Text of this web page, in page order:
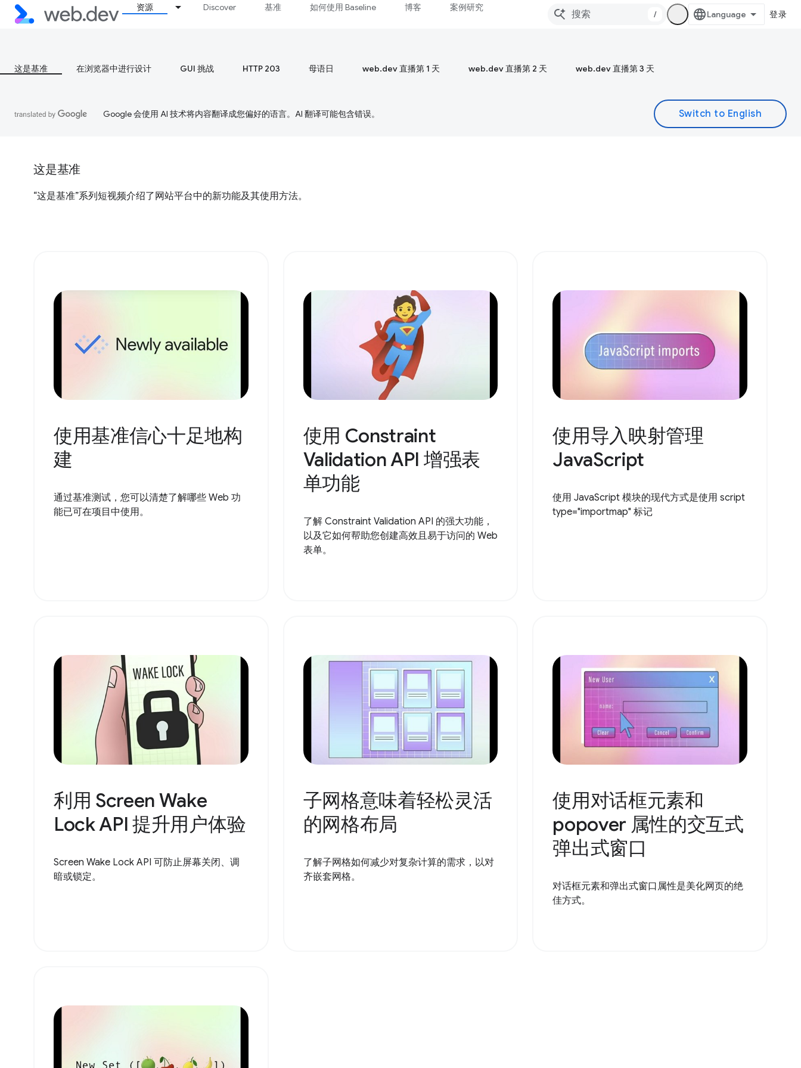
资源 Discover 基准 如何使用 Baseline 博客 案例研究
/ 登录
这是基准 在浏览器中进行设计 GUI 挑战 HTTP 203 母语日 web.dev 直播第 1 天 web.dev 直播第 2 天 web.dev 直播第 3 天
Google 会使用 AI 技术将内容翻译成您偏好的语言。AI 翻译可能包含错误。
这是基准
“这是基准”系列短视频介绍了网站平台中的新功能及其使用方法。
使用基准信心十足地构
建
通过基准测试，您可以清楚了解哪些 Web 功
能已可在项目中使用。
使用 Constraint
Validation API 增强表
单功能
了解 Constraint Validation API 的强大功能，
以及它如何帮助您创建高效且易于访问的 Web
表单。
使用导入映射管理
JavaScript
使用 JavaScript 模块的现代方式是使用 script
type="importmap" 标记
利用 Screen Wake
Lock API 提升用户体验
Screen Wake Lock API 可防止屏幕关闭、调
暗或锁定。
子网格意味着轻松灵活
的网格布局
了解子网格如何减少对复杂计算的需求，以对
齐嵌套网格。
使用对话框元素和
popover 属性的交互式
弹出式窗口
对话框元素和弹出式窗口属性是美化网页的绝
佳方式。